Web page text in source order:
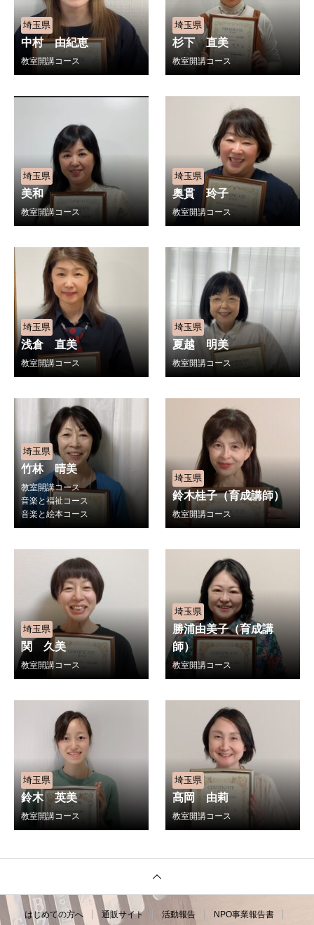
埼玉県
中村 由紀恵
教室開講コース
埼玉県
杉下 直美
教室開講コース
埼玉県
美和
教室開講コース
埼玉県
奥貫 玲子
教室開講コース
埼玉県
浅倉 直美
教室開講コース
埼玉県
夏越 明美
教室開講コース
埼玉県
竹林 晴美
教室開講コース
音楽と福祉コース
音楽と絵本コース
埼玉県
鈴木桂子（育成講師）
教室開講コース
埼玉県
関 久美
教室開講コース
埼玉県
勝浦由美子（育成講
師）
教室開講コース
埼玉県
鈴木 英美
教室開講コース
埼玉県
髙岡 由莉
教室開講コース
はじめての方へ 通販サイト 活動報告 NPO事業報告書